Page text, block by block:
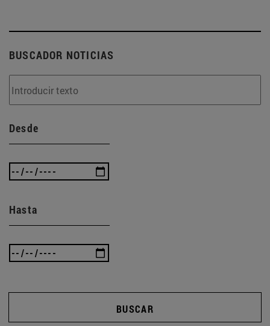
BUSCADOR NOTICIAS
Desde
Hasta
BUSCAR